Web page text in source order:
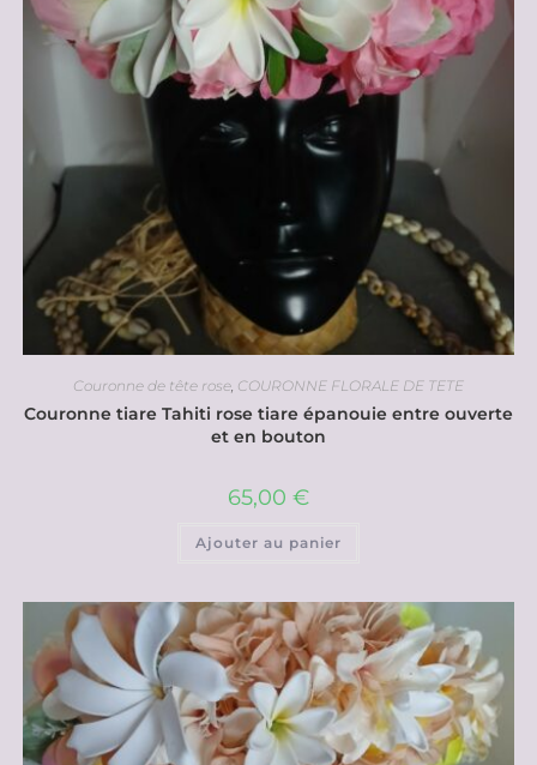
Couronne de tête rose COURONNE FLORALE DE TETE
Couronne tiare Tahiti rose tiare épanouie entre ouverte
et en bouton
65,00 €
Ajouter au panier